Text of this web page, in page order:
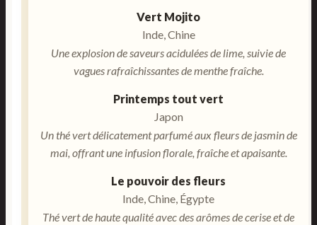
Vert Mojito
Inde, Chine
Une explosion de saveurs acidulées de lime, suivie de
vagues rafraîchissantes de menthe fraîche.
Printemps tout vert
Japon
Un thé vert délicatement parfumé aux fleurs de jasmin de
mai, offrant une infusion florale, fraîche et apaisante.
Le pouvoir des fleurs
Inde, Chine, Égypte
Thé vert de haute qualité avec des arômes de cerise et de